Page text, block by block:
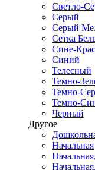
Светло-
Серый
Серый
Сетка
Сине-
Синий
Телесный
Темно-
Темно-
Темно-
Черный
Другое
Начальная